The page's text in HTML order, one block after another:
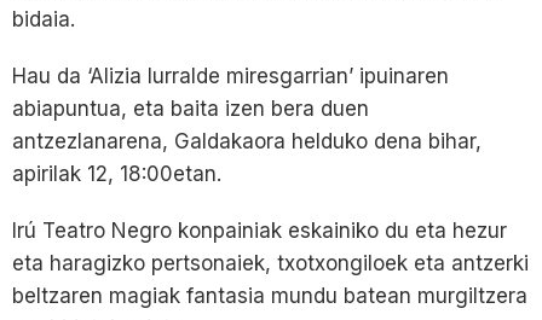
bidaia.
Hau da ‘Alizia lurralde miresgarrian’ ipuinaren
abiapuntua, eta baita izen bera duen
antzezlanarena, Galdakaora helduko dena bihar,
apirilak 12, 18:00etan.
Irú Teatro Negro konpainiak eskainiko du eta hezur
eta haragizko pertsonaiek, txotxongiloek eta antzerki
beltzaren magiak fantasia mundu batean murgiltzera